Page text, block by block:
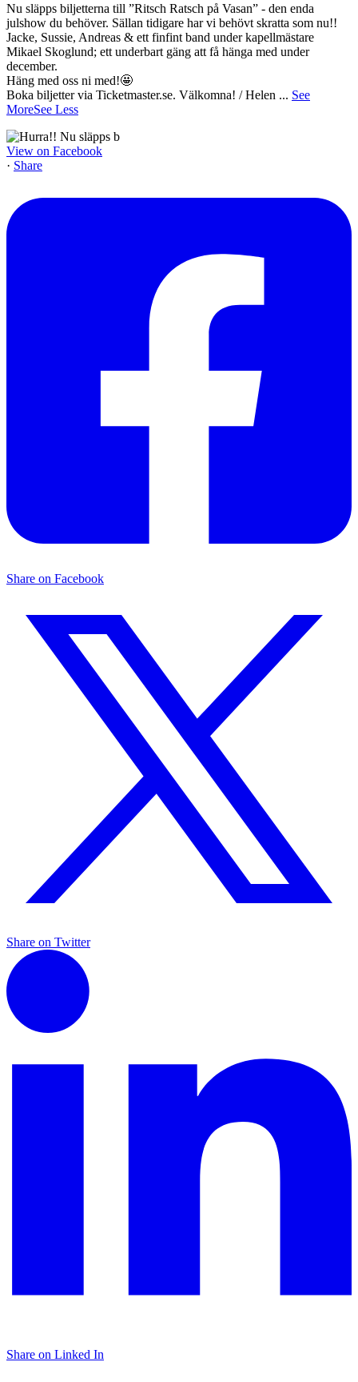
Nu släpps biljetterna till ”Ritsch Ratsch på Vasan” - den enda
julshow du behöver. Sällan tidigare har vi behövt skratta som nu!!
Jacke, Sussie, Andreas & ett finfint band under kapellmästare
Mikael Skoglund; ett underbart gäng att få hänga med under
december.
Häng med oss ni med!🤩
Boka biljetter via Ticketmaster.se. Välkomna! / Helen ... See
MoreSee Less
View on Facebook
· Share
Share on Facebook
Share on Twitter
Share on Linked In